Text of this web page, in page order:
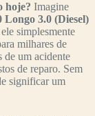
hoje? Imagine
3.0 (Diesel)
simplesmente
milhares de
de um acidente
de reparo. Sem
significar um